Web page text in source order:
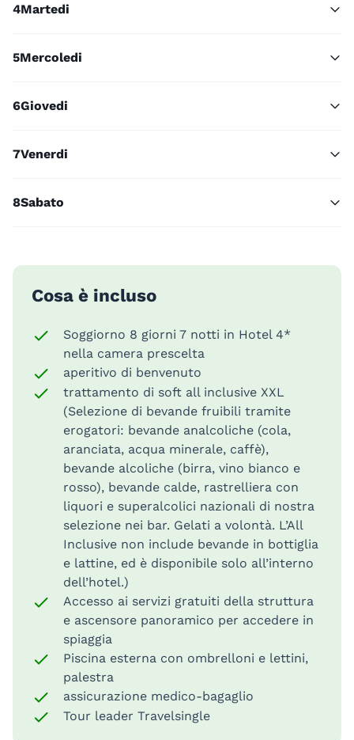
4Martedi
5Mercoledi
6Giovedi
7Venerdi
8Sabato
Cosa è incluso
Soggiorno 8 giorni 7 notti in Hotel 4*
nella camera prescelta
aperitivo di benvenuto
trattamento di soft all inclusive XXL
(Selezione di bevande fruibili tramite
erogatori: bevande analcoliche (cola,
aranciata, acqua minerale, caffè),
bevande alcoliche (birra, vino bianco e
rosso), bevande calde, rastrelliera con
liquori e superalcolici nazionali di nostra
selezione nei bar. Gelati a volontà. L’All
Inclusive non include bevande in bottiglia
e lattine, ed è disponibile solo all’interno
dell’hotel.)
Accesso ai servizi gratuiti della struttura
e ascensore panoramico per accedere in
spiaggia
Piscina esterna con ombrelloni e lettini,
palestra
assicurazione medico-bagaglio
Tour leader Travelsingle